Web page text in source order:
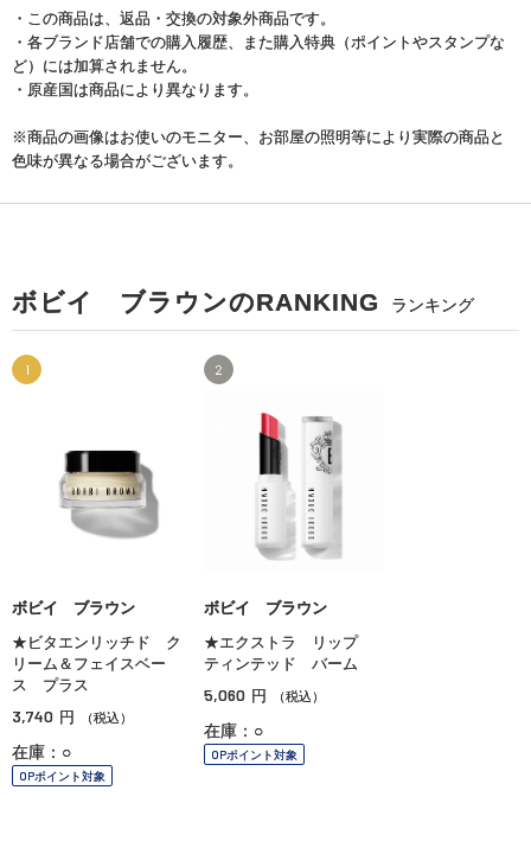
・この商品は、返品・交換の対象外商品です。
・各ブランド店舗での購入履歴、また購入特典（ポイントやスタンプな
ど）には加算されません。
・原産国は商品により異なります。
※商品の画像はお使いのモニター、お部屋の照明等により実際の商品と
色味が異なる場合がございます。
ボビイ ブラウンのRANKING ランキング
1
ボビイ ブラウン
★ビタエンリッチド ク
リーム＆フェイスベー
ス プラス
3,740 円 （税込）
在庫：○
OPポイント対象
2
ボビイ ブラウン
★エクストラ リップ
ティンテッド バーム
5,060 円 （税込）
在庫：○
OPポイント対象